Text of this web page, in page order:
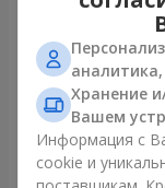
Букет "Королева
Карибского моря"
1 374 грн
Заказать
Хранение
Вашем
Информация с
cookie и